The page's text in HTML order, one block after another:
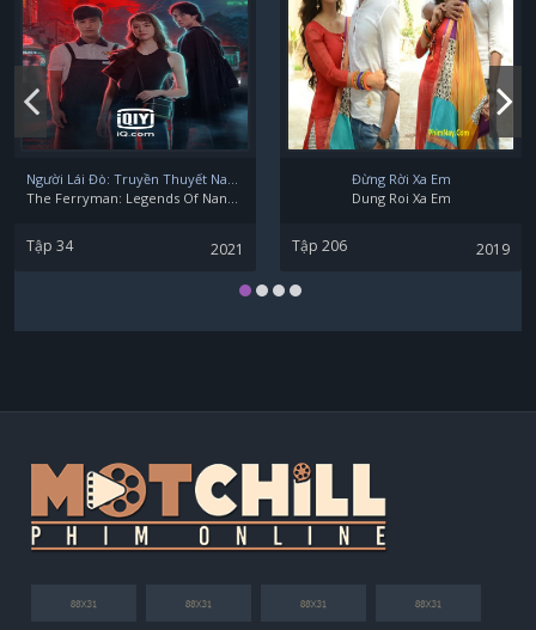
Người Lái Đò: Truyền Thuyết Nam Dương
The Ferryman: Legends Of Nanyang
Tập 34 2021
Đừng Rời Xa Em
Dung Roi Xa Em
Tập 206 2019